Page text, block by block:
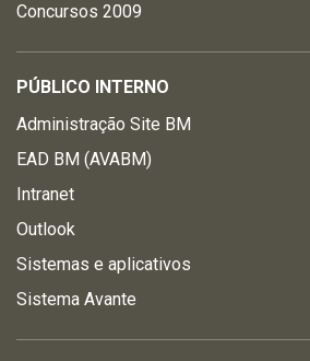
Concursos 2009
PÚBLICO INTERNO
Administração Site BM
EAD BM (AVABM)
Intranet
Outlook
Sistemas e aplicativos
Sistema Avante